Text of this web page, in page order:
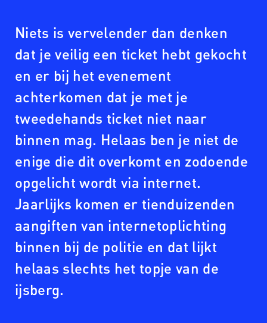
Niets is vervelender dan denken
dat je veilig een ticket hebt gekocht
en er bij het evenement
achterkomen dat je met je
tweedehands ticket niet naar
binnen mag. Helaas ben je niet de
enige die dit overkomt en zodoende
opgelicht wordt via internet.
Jaarlijks komen er tienduizenden
aangiften van internetoplichting
binnen bij de politie en dat lijkt
helaas slechts het topje van de
ijsberg.